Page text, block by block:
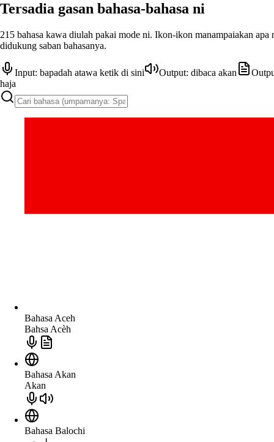
Tersadia gasan bahasa-bahasa ni
215 bahasa kawa diulah pakai mode ni. Ikon-ikon manampaiakan apa
didukung saban bahasanya.
Input: bapadah atawa ketik di sini Output: dibaca akan
haja
Bahasa Aceh
Bahsa Acèh
Bahasa Akan
Akan
Bahasa Balochi